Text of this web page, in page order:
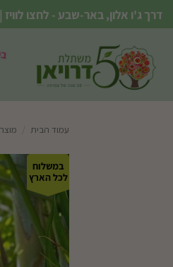
Skip
to
content
דרך ג'ו אלון, באר-שבע - לחצו לוויז |
עמוד הבית
במשלוח
לכל הארץ